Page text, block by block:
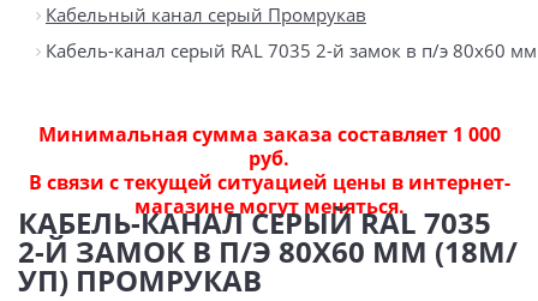
Кабельный канал серый Промрукав
Кабель-канал серый RAL 7035 2-й замок в п/э 80х60
Минимальная сумма заказа составляет 1 000
руб.
В связи с текущей ситуацией цены в интернет-
магазине могут меняться.
КАБЕЛЬ-КАНАЛ СЕРЫЙ RAL 7035
2-Й ЗАМОК В П/Э 80Х60 ММ (18М/
УП) ПРОМРУКАВ